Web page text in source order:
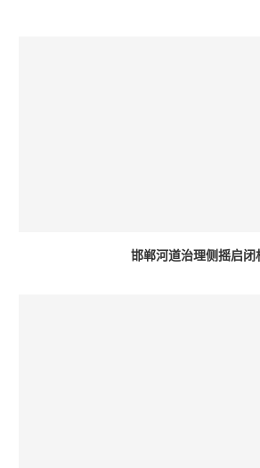
邯郸河道治理侧摇启闭